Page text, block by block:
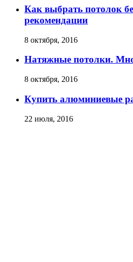
Как выбрать потолок
рекомендации
8 октября, 2016
Натяжные потолки.
8 октября, 2016
Купить алюминиевые
22 июля, 2016